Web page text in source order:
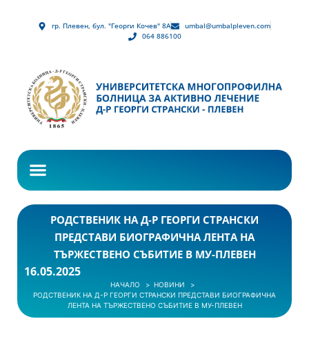
гр. Плевен, бул. "Георги Кочев" 8А
umbal@umbalpleven.com
064 886100
РОДСТВЕНИК НА Д-Р ГЕОРГИ СТРАНСКИ
ПРЕДСТАВИ БИОГРАФИЧНА ЛЕНТА НА
ТЪРЖЕСТВЕНО СЪБИТИЕ В МУ-ПЛЕВЕН
16.05.2025
НАЧАЛО
НОВИНИ
РОДСТВЕНИК НА Д-Р ГЕОРГИ СТРАНСКИ ПРЕДСТАВИ БИОГРАФИЧНА
ЛЕНТА НА ТЪРЖЕСТВЕНО СЪБИТИЕ В МУ-ПЛЕВЕН